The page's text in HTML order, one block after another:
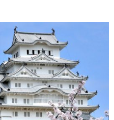
數年年增加，加上每年5月15